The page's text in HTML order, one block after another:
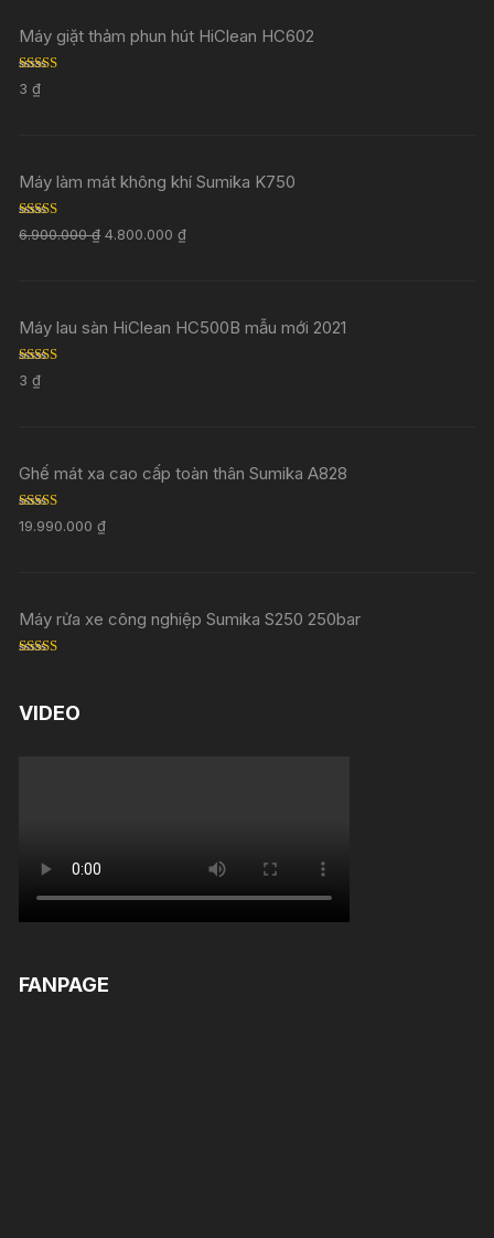
Máy giặt thảm phun hút HiClean HC602
Rated
out of 5
3₫
Máy làm mát không khí Sumika K750
Rated 5.00
out of 5
6.900.000₫ 4.800.000₫
Máy lau sàn HiClean HC500B mẫu mới 2021
Rated
out of 5
3₫
Ghế mát xa cao cấp toàn thân Sumika A828
Rated5.00
out of 5
19.990.000₫
Máy rửa xe công nghiệp Sumika S250 250bar
VIDEO
FANPAGE